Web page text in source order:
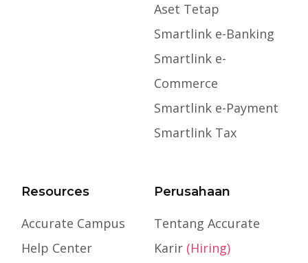
Aset Tetap
Smartlink e-Banking
Smartlink e-
Commerce
Smartlink e-Payment
Smartlink Tax
Resources
Accurate Campus
Help Center
Perusahaan
Tentang Accurate
Karir (Hiring)